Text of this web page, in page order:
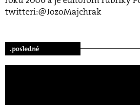
twitteri:@JozoMajchrak
.posledné